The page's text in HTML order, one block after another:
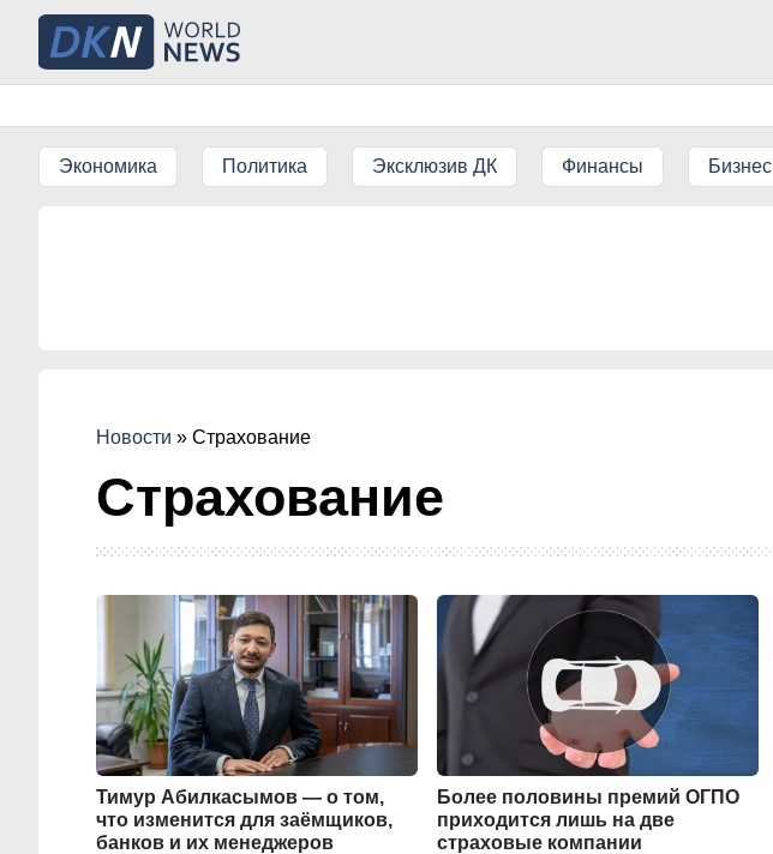
Экономика Политика Эксклюзив ДК Финансы Бизнес
Новости » Страхование
Страхование
Тимур Абилкасымов — о том,
что изменится для заёмщиков,
банков и их менеджеров
Более половины премий ОГПО
приходится лишь на две
страховые компании